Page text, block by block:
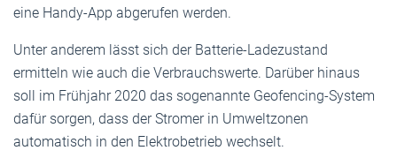
eine Handy-App abgerufen werden.
Unter anderem lässt sich der Batterie-Ladezustand
ermitteln wie auch die Verbrauchswerte. Darüber hinaus
soll im Frühjahr 2020 das sogenannte Geofencing-System
dafür sorgen, dass der Stromer in Umweltzonen
automatisch in den Elektrobetrieb wechselt.